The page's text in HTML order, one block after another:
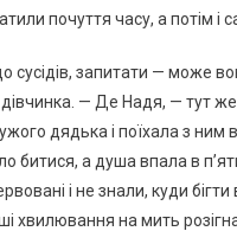
почуття часу, а потім і
запитати — може
— Де Надя, — тут
дядька і поїхала з ним
а душа впала в
і не знали, куди бігти
на мить